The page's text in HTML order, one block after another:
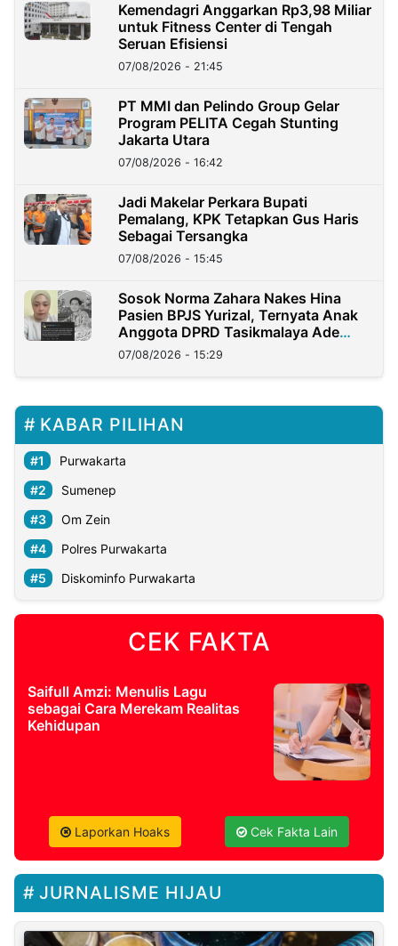
Kemendagri Anggarkan Rp3,98 Miliar
untuk Fitness Center di Tengah
Seruan Efisiensi
07/08/2026 - 21:45
PT MMI dan Pelindo Group Gelar
Program PELITA Cegah Stunting
Jakarta Utara
07/08/2026 - 16:42
Jadi Makelar Perkara Bupati
Pemalang, KPK Tetapkan Gus Haris
Sebagai Tersangka
07/08/2026 - 15:45
Sosok Norma Zahara Nakes Hina
Pasien BPJS Yurizal, Ternyata Anak
Anggota DPRD Tasikmalaya Ade
Lukman
07/08/2026 - 15:29
KABAR PILIHAN
Purwakarta
Sumenep
Om Zein
Polres Purwakarta
Diskominfo Purwakarta
CEK FAKTA
Saifull Amzi: Menulis Lagu
sebagai Cara Merekam Realitas
Kehidupan
Laporkan Hoaks Cek Fakta Lain
JURNALISME HIJAU